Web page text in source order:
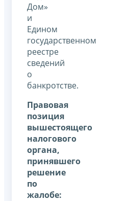
Дом»
и
Едином
государственном
реестре
сведений
о
банкротстве.
Правовая
позиция
вышестоящего
налогового
органа,
принявшего
решение
по
жалобе: